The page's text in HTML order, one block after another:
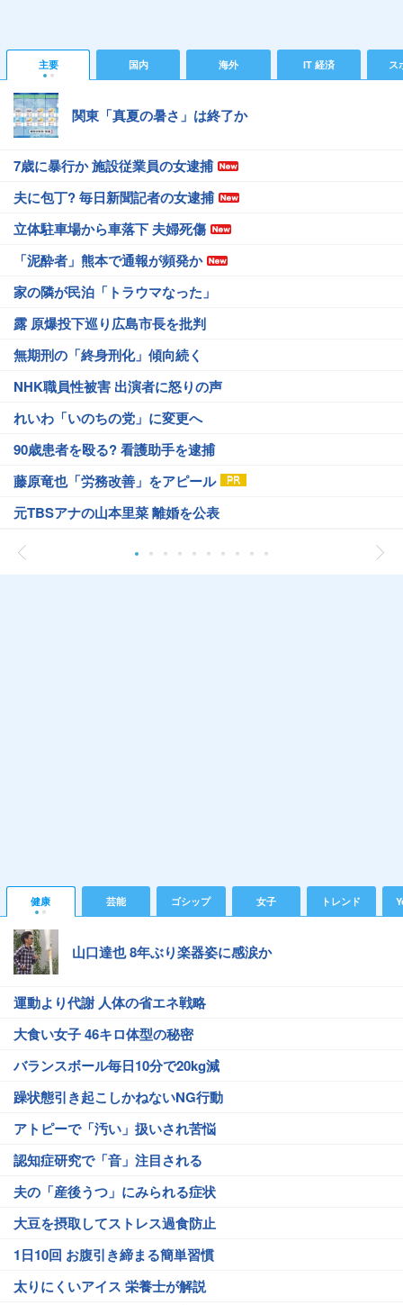
主要 国内 海外 IT 経済 ス
関東「真夏の暑さ」は終了か
7歳に暴行か 施設従業員の女逮捕
夫に包丁? 毎日新聞記者の女逮捕
立体駐車場から車落下 夫婦死傷
「泥酔者」熊本で通報が頻発か
家の隣が民泊「トラウマなった」
露 原爆投下巡り広島市長を批判
無期刑の「終身刑化」傾向続く
NHK職員性被害 出演者に怒りの声
れいわ「いのちの党」に変更へ
90歳患者を殴る? 看護助手を逮捕
藤原竜也「労務改善」をアピール
元TBSアナの山本里菜 離婚を公表
健康 芸能 ゴシップ 女子 トレンド
山口達也 8年ぶり楽器姿に感涙か
運動より代謝 人体の省エネ戦略
大食い女子 46キロ体型の秘密
バランスボール毎日10分で20kg減
躁状態引き起こしかねないNG行動
アトピーで「汚い」扱いされ苦悩
認知症研究で「音」注目される
夫の「産後うつ」にみられる症状
大豆を摂取してストレス過食防止
1日10回 お腹引き締まる簡単習慣
太りにくいアイス 栄養士が解説